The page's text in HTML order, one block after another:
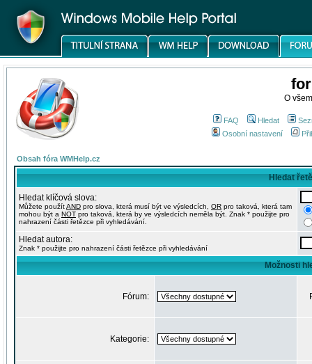
O
FAQ Hledat
Osobní nastavení
Obsah fóra WMHelp.cz
Hledat
Hledat klíčová slova:
Můžete použítAND pro slova, která musí být ve výsledcích, OR pro taková, která tam
mohou být a NOT pro taková, která by ve výsledcích neměla být. Znak * použijte pro
nahrazení části řetězce při vyhledávání.
Hledat autora:
Znak * použijte pro nahrazení části řetězce při vyhledávání
Možnosti
Fórum:
Kategorie: